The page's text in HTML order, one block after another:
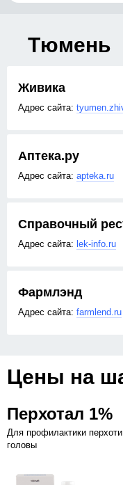
Тюмень
Живика
Аптека.ру
apteka.ru
Справочный
lek-info.ru
Фармлэнд
farmlend.ru
Цены на
Перхотал 1%
Для профилактики
головы